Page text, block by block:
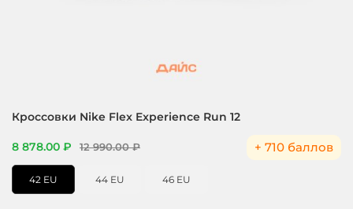
Кроссовки Nike Flex Experience Run 12
8 878.00 ₽ 12 990.00 ₽ + 710 баллов
42 EU 44 EU 46 EU